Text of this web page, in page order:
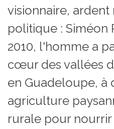
visionnaire,
politique : Siméon
2010, l'homme a
cœur des vallées
en Guadeloupe, à
agriculture
rurale pour nourrir